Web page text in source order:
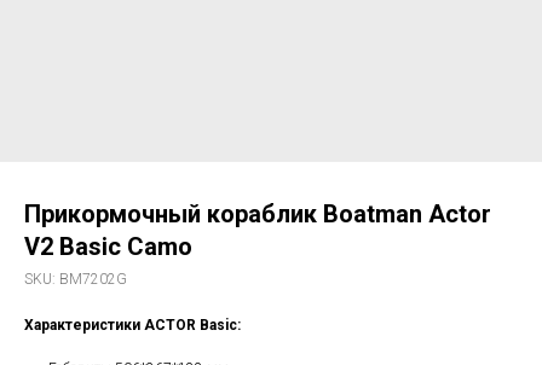
Прикормочный кораблик Boatman Actor
V2 Basic Camo
SKU: BM7202G
Характеристики ACTOR Basic: